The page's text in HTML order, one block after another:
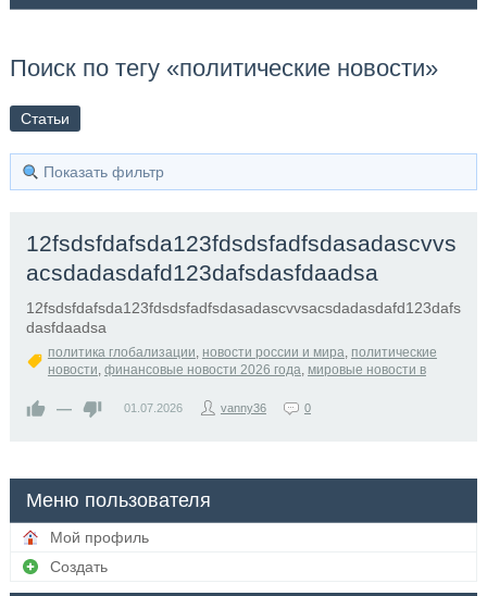
Поиск по тегу «политические новости»
Статьи
Показать фильтр
12fsdsfdafsda123fdsdsfadfsdasadascvvs
acsdadasdafd123dafsdasfdaadsa
12fsdsfdafsda123fdsdsfadfsdasadascvvsacsdadasdafd123dafs
dasfdaadsa
политика глобализации, новости россии и мира, политические
новости, финансовые новости 2026 года, мировые новости в
— 01.07.2026 vanny36 0
Меню пользователя
Мой профиль
Создать